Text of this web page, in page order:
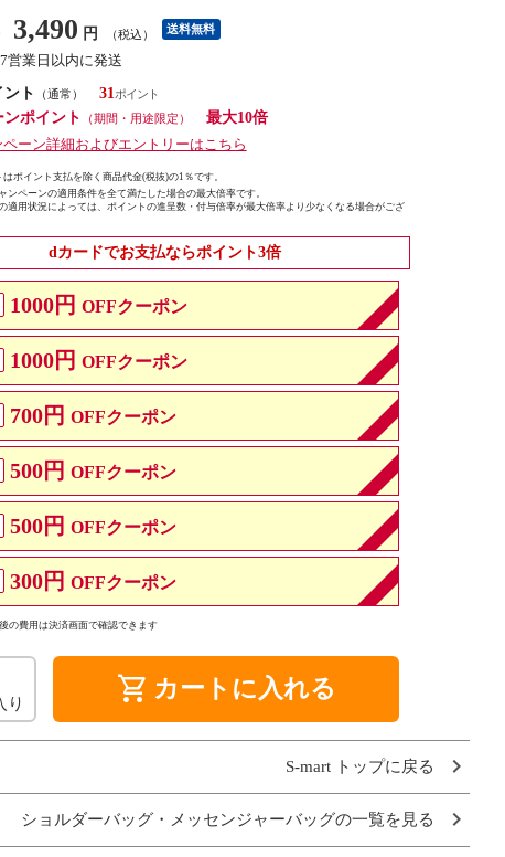
3,490 円 （税込） 送料無料
7営業日以内に発送
ト
（通常）
31
ポイント
（期間・用途限定）
最大10倍
ーン詳細およびエントリーはこちら
ポイント支払を除く商品代金(税抜)の1％です。
ンペーンの適用条件を全て満たした場合の最大倍率です。
適用状況によっては、ポイントの進呈数・付与倍率が最大倍率より少なくなる場合がござ
dカードでお支払ならポイント3倍
1000円 OFFクーポン
1000円 OFFクーポン
700円 OFFクーポン
500円 OFFクーポン
500円 OFFクーポン
300円 OFFクーポン
の費用は決済画面で確認できます
り shopping_cart カートに入れる
S-mart トップに戻る
ショルダーバッグ・メッセンジャーバッグの一覧を見る